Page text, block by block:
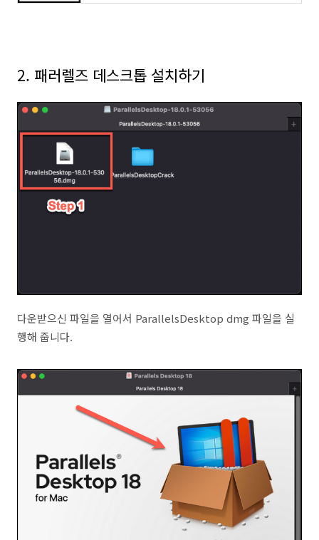
2. 패러렐즈 데스크톱 설치하기
다운받으신 파일을 열어서 ParallelsDesktop dmg 파일을 실
행해 줍니다.